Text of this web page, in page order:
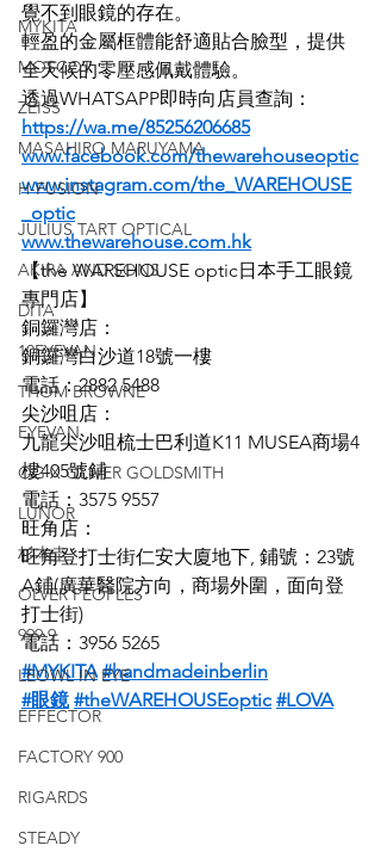
MYKITA
MOSCOT
ZEISS
MASAHIRO MARUYAMA
H-FUSION
JULIUS TART OPTICAL
AKIRA AND SONS
DITA
10EYEVAN
THOM BROWNE
EYEVAN
OG X OLIVER GOLDSMITH
LUNOR
杉本圭
OLVER PEOPLES
999.9
LEOWL IN EYE
EFFECTOR
FACTORY 900
RIGARDS
STEADY
覺不到眼鏡的存在。
輕盈的金屬框體能舒適貼合臉型，提供
全天候的零壓感佩戴體驗。
透過WHATSAPP即時向店員查詢：
https://wa.me/85256206685
www.facebook.com/thewarehouseoptic
www.instagram.com/the_WAREHOUSE
_optic
www.thewarehouse.com.hk
【the WAREHOUSE optic日本手工眼鏡
專門店】
銅鑼灣店：
銅鑼灣白沙道18號一樓
電話：2882 5488
尖沙咀店：
九龍尖沙咀梳士巴利道K11 MUSEA商場4
樓405號鋪
電話：3575 9557
旺角店：
旺角登打士街仁安大廈地下, 鋪號：23號
A鋪(廣華醫院方向，商場外圍，面向登
打士街)
電話：3956 5265
#MYKITA #handmadeinberlin
#眼鏡 #theWAREHOUSEoptic #LOVA